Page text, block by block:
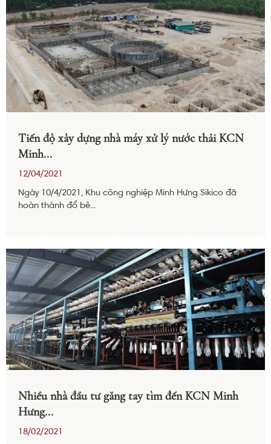
Tiến độ xây dựng nhà máy xử lý nước thải KCN
Minh...
12/04/2021
Ngày 10/4/2021, Khu công nghiệp Minh Hưng Sikico đã
hoàn thành đổ bê...
Nhiều nhà đầu tư găng tay tìm đến KCN Minh
Hưng...
18/02/2021